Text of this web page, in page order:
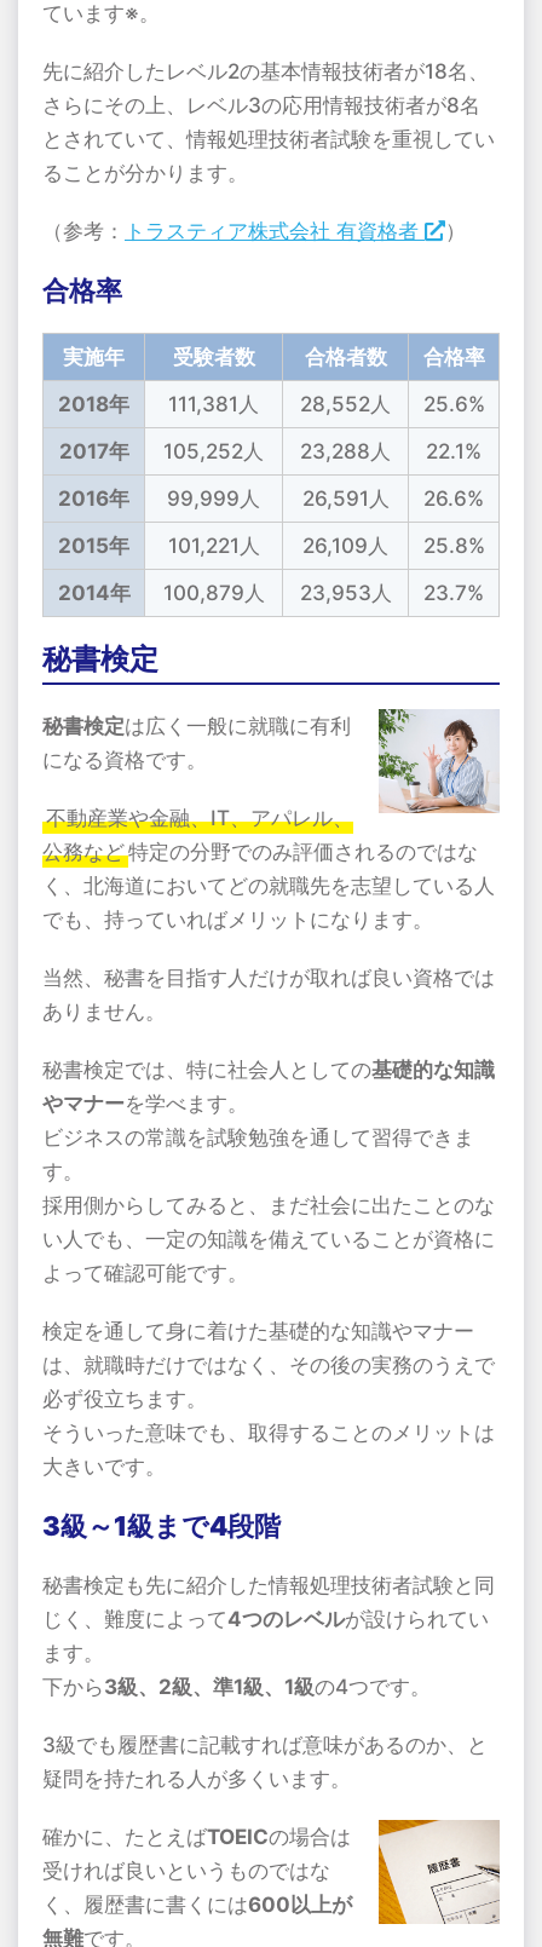
ています※。
先に紹介したレベル2の基本情報技術者が18名、
さらにその上、レベル3の応用情報技術者が8名
とされていて、情報処理技術者試験を重視してい
ることが分かります。
（参考： トラスティア株式会社 有資格者 ）
合格率
実施年 受験者数 合格者数
合格率
2018年
111,381人 28,552人
25.6%
2017年
105,252人 23,288人
22.1%
2016年
99,999人 26,591人
26.6%
2015年
101,221人 26,109人
25.8%
2014年
100,879人 23,953人 23.7%
秘書検定
秘書検定は広く一般に就職に有利
になる資格です。
不動産業や金融、IT、アパレル、
公務など特定の分野でのみ評価されるのではな
く、北海道においてどの就職先を志望している人
でも、持っていればメリットになります。
当然、秘書を目指す人だけが取れば良い資格では
ありません。
秘書検定では、特に社会人としての基礎的な知識
やマナーを学べます。
ビジネスの常識を試験勉強を通して習得できま
す。
採用側からしてみると、まだ社会に出たことのな
い人でも、一定の知識を備えていることが資格に
よって確認可能です。
検定を通して身に着けた基礎的な知識やマナー
は、就職時だけではなく、その後の実務のうえで
必ず役立ちます。
そういった意味でも、取得することのメリットは
大きいです。
3級～1級まで4段階
秘書検定も先に紹介した情報処理技術者試験と同
じく、難度によって4つのレベルが設けられてい
ます。
下から3級、2級、準1級、1級の4つです。
3級でも履歴書に記載すれば意味があるのか、と
疑問を持たれる人が多くいます。
確かに、たとえばTOEICの場合は
受ければ良いというものではな
く、履歴書に書くには600以上が
無難です。